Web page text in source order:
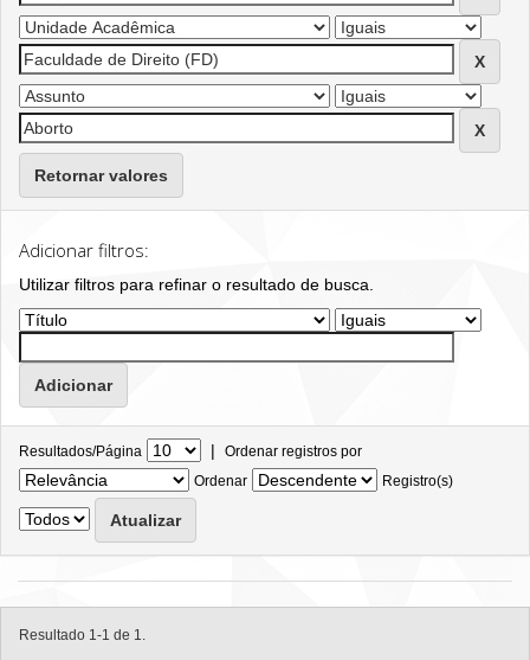
Retornar valores
Adicionar filtros:
Utilizar filtros para refinar o resultado de busca.
Resultados/Página | Ordenar registros por
Ordenar
Registro(s)
Resultado 1-1 de 1.